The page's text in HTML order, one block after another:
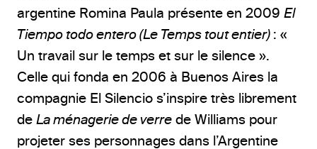
argentine Romina Paula présente en 2009 El
Tiempo todo entero (Le Temps tout entier) : «
Un travail sur le temps et sur le silence ».
Celle qui fonda en 2006 à Buenos Aires la
compagnie El Silencio s’inspire très librement
de La ménagerie de verre de Williams pour
projeter ses personnages dans l’Argentine